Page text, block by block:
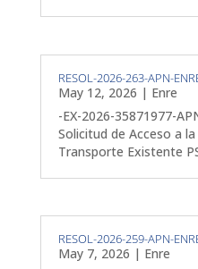
RESOL-2026-263-APN-
May 12, 2026 | Enre
-EX-2026-35871977-
Solicitud de Acceso a
Transporte Existente
RESOL-2026-259-APN-
May 7, 2026 | Enre